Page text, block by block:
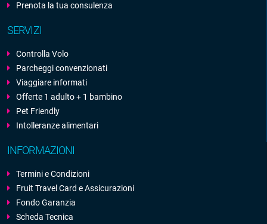
Prenota la tua consulenza
SERVIZI
Controlla Volo
Parcheggi convenzionati
Viaggiare informati
Offerte 1 adulto + 1 bambino
Pet Friendly
Intolleranze alimentari
INFORMAZIONI
Termini e Condizioni
Fruit Travel Card e Assicurazioni
Fondo Garanzia
Scheda Tecnica